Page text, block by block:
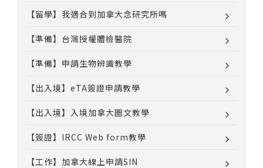
【留學】我適合到加拿大念研究所嗎
【準備】台灣授權體檢醫院
【準備】申請生物辨識教學
【出入境】eTA簽證申請教學
【出入境】入境加拿大圖文教學
【簽證】IRCC Web form教學
【工作】加拿大線上申請SIN